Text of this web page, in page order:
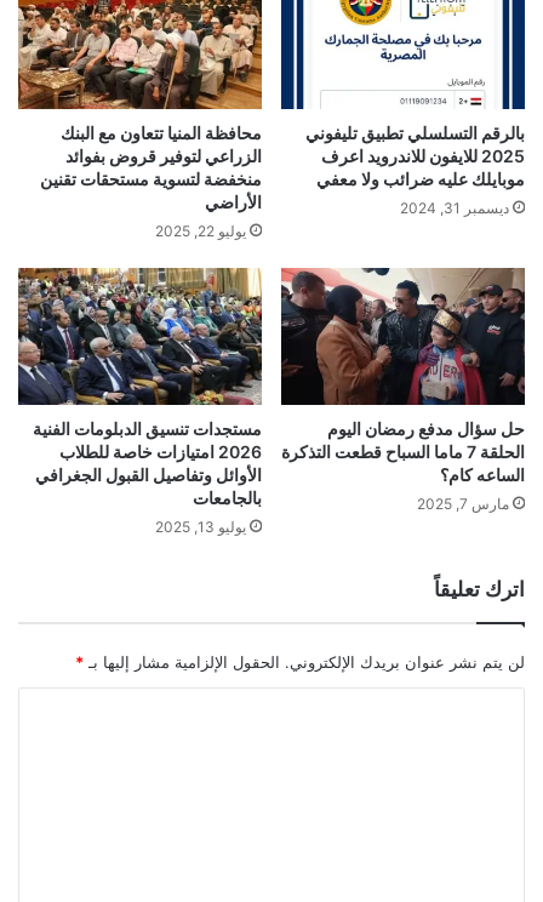
بالرقم التسلسلي تطبيق تليفوني
2025 للايفون للاندرويد اعرف
موبايلك عليه ضرائب ولا معفي
ديسمبر 31, 2024
محافظة المنيا تتعاون مع البنك
الزراعي لتوفير قروض بفوائد
منخفضة لتسوية مستحقات تقنين
الأراضي
يوليو 22, 2025
حل سؤال مدفع رمضان اليوم
الحلقة 7 ماما السباح قطعت التذكرة
الساعه كام؟
مارس 7, 2025
مستجدات تنسيق الدبلومات الفنية
2026 امتيازات خاصة للطلاب
الأوائل وتفاصيل القبول الجغرافي
بالجامعات
يوليو 13, 2025
اترك تعليقاً
لن يتم نشر عنوان بريدك الإلكتروني. الحقول الإلزامية مشار إليها بـ *